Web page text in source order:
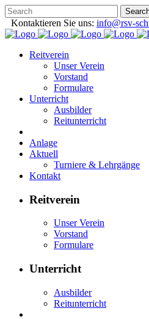
Kontaktieren Sie uns: info@rsv-
Reitverein
Unser Verein
Vorstand
Formulare
Unterricht
Ausbilder
Reitunterricht
Anlage
Aktuell
Turniere & Lehrgänge
Kontakt
Reitverein
Unser Verein
Vorstand
Formulare
Unterricht
Ausbilder
Reitunterricht